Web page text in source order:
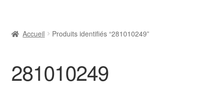
Livraison
Accueil Produits identifiés “281010249”
281010249